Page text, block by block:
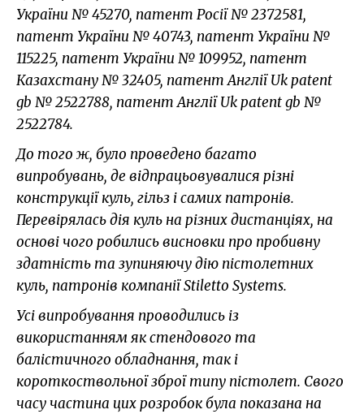
України № 45270, патент Росії № 2372581,
патент України № 40743, патент України №
115225, патент України № 109952, патент
Казахстану № 32405, патент Англії Uk patent
gb № 2522788, патент Англії Uk patent gb №
2522784.
До того ж, було проведено багато
випробувань, де відпрацьовувалися різні
конструкції куль, гільз і самих патронів.
Перевірялась дія куль на різних дистанціях, на
основі чого робились висновки про пробивну
здатність та зупиняючу дію пістолетних
куль, патронів компанії Stiletto Systems.
Усі випробування проводились із
використанням як стендового та
балістичного обладнання, так і
короткоствольної зброї типу пістолет. Свого
часу частина цих розробок була показана на